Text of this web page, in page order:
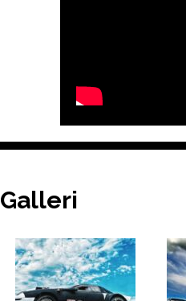
Galleri